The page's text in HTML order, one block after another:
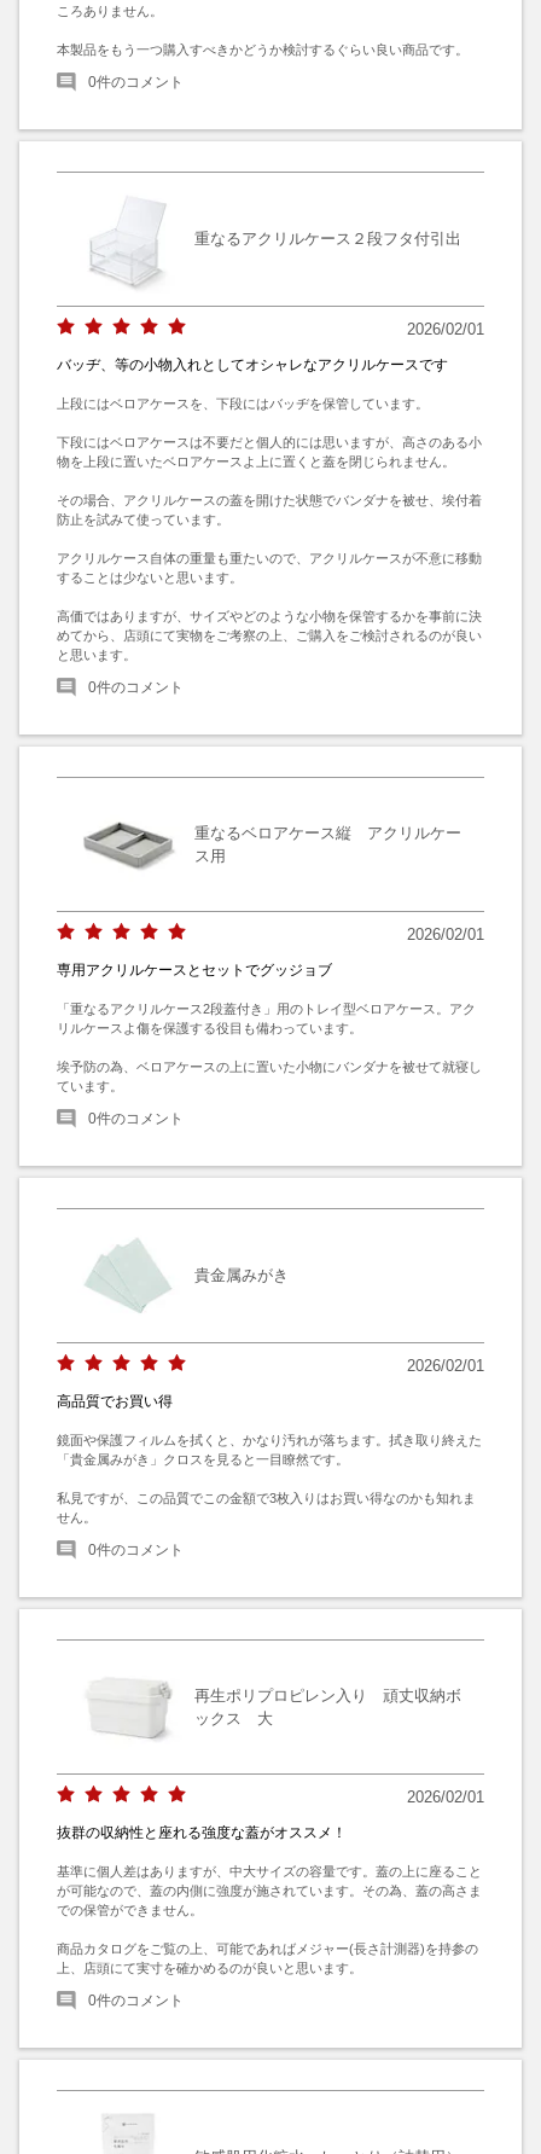
ころありません。
本製品をもう一つ購入すべきかどうか検討するぐらい良い商品です。
0件のコメント
重なるアクリルケース２段フタ付引出
2026/02/01
バッヂ、等の小物入れとしてオシャレなアクリルケースです
上段にはベロアケースを、下段にはバッヂを保管しています。
下段にはベロアケースは不要だと個人的には思いますが、高さのある小
物を上段に置いたベロアケースよ上に置くと蓋を閉じられません。
その場合、アクリルケースの蓋を開けた状態でバンダナを被せ、埃付着
防止を試みて使っています。
アクリルケース自体の重量も重たいので、アクリルケースが不意に移動
することは少ないと思います。
高価ではありますが、サイズやどのような小物を保管するかを事前に決
めてから、店頭にて実物をご考察の上、ご購入をご検討されるのが良い
と思います。
0件のコメント
重なるベロアケース縦 アクリルケー
ス用
2026/02/01
専用アクリルケースとセットでグッジョブ
「重なるアクリルケース2段蓋付き」用のトレイ型ベロアケース。アク
リルケースよ傷を保護する役目も備わっています。
埃予防の為、ベロアケースの上に置いた小物にバンダナを被せて就寝し
ています。
0件のコメント
貴金属みがき
2026/02/01
高品質でお買い得
鏡面や保護フィルムを拭くと、かなり汚れが落ちます。拭き取り終えた
「貴金属みがき」クロスを見ると一目瞭然です。
私見ですが、この品質でこの金額で3枚入りはお買い得なのかも知れま
せん。
0件のコメント
再生ポリプロピレン入り 頑丈収納ボ
ックス 大
2026/02/01
抜群の収納性と座れる強度な蓋がオススメ！
基準に個人差はありますが、中大サイズの容量です。蓋の上に座ること
が可能なので、蓋の内側に強度が施されています。その為、蓋の高さま
での保管ができません。
商品カタログをご覧の上、可能であればメジャー(長さ計測器)を持参の
上、店頭にて実寸を確かめるのが良いと思います。
0件のコメント